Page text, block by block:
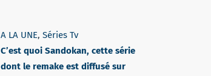
A LA UNE, Séries Tv
C’est quoi Sandokan, cette série
dont le remake est diffusé sur